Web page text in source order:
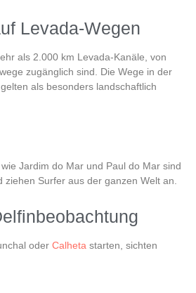
Levada-Wegen
als 2.000 km Levada-Kanäle, von
zugänglich sind. Die Wege in der
gelten als besonders landschaftlich
Jardim do Mar und Paul do Mar sind
ziehen Surfer aus der ganzen Welt an.
oder Calheta starten, sichten